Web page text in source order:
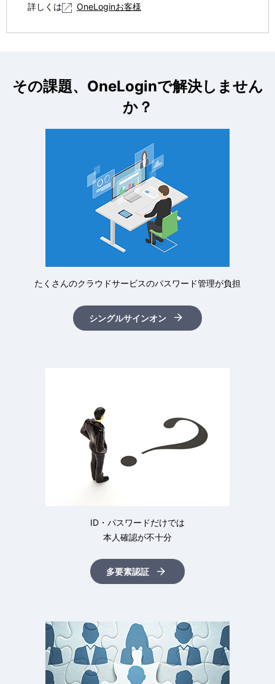
詳しくは
OneLoginお客様
その課題、OneLoginで解決しません
か？
たくさんのクラウドサービスのパスワード管理が負担
シングルサインオン
ID・パスワードだけでは
本人確認が不十分
多要素認証